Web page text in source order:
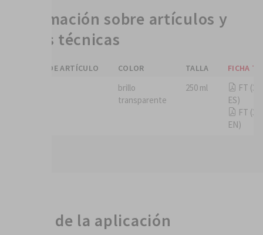
Información sobre artículos y
fichas técnicas
NÚMERO DE ARTÍCULO COLOR TALLA FICHA
brillo
transparente
250 ml
FT
ES)
FT
EN)
Notas de la aplicación